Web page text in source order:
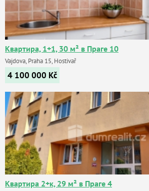
Квартира, 1+1, 30 м² в Праге 10
Vajdova, Praha 15, Hostivař
4 100 000 Kč
Квартира 2+к, 29 м² в Праге 4